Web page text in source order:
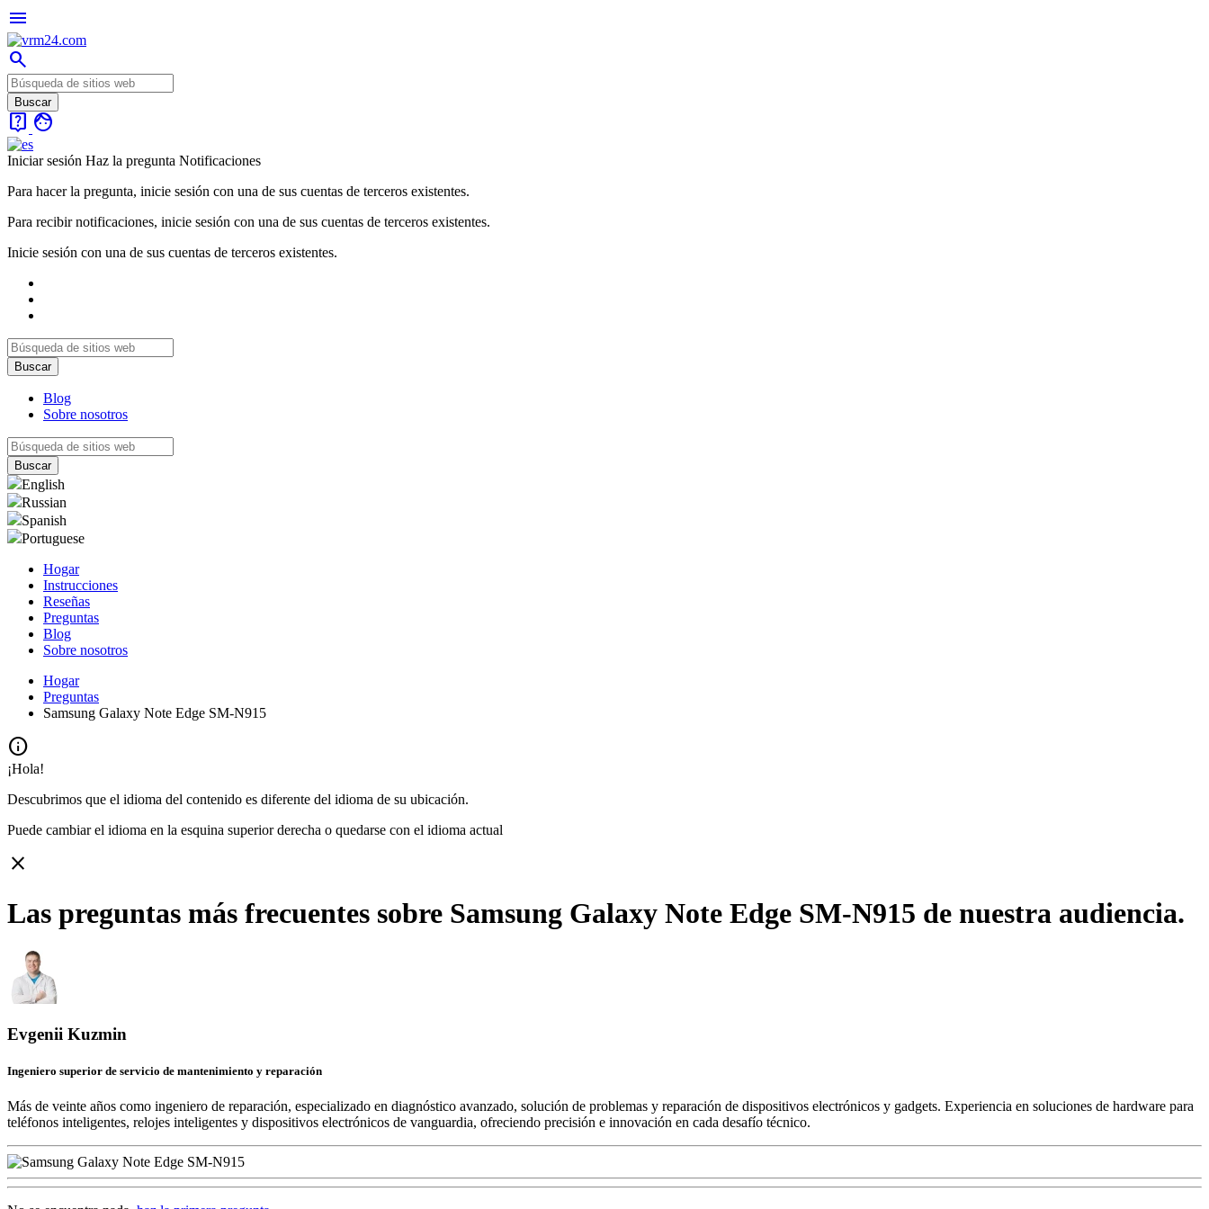
menu
search
live_help face
Iniciar sesión Haz la pregunta Notificaciones
Para hacer la pregunta, inicie sesión con una de sus cuentas de terceros existentes.
Para recibir notificaciones, inicie sesión con una de sus cuentas de terceros existentes.
Inicie sesión con una de sus cuentas de terceros existentes.
Blog
Sobre nosotros
English
Russian
Spanish
Portuguese
Hogar
Instrucciones
Reseñas
Preguntas
Blog
Sobre nosotros
Hogar
Preguntas
Samsung Galaxy Note Edge SM-N915
info
¡Hola!
Descubrimos que el idioma del contenido es diferente del idioma de su ubicación.
Puede cambiar el idioma en la esquina superior derecha o quedarse con el idioma actual
close
Las preguntas más frecuentes sobre Samsung Galaxy Note Edge SM-N915 de nuestra audiencia.
Evgenii Kuzmin
Ingeniero superior de servicio de mantenimiento y reparación
Más de veinte años como ingeniero de reparación, especializado en diagnóstico avanzado, solución de problemas y reparación de dispositivos electrónicos y gadgets. Experiencia en soluciones de hardware para
teléfonos inteligentes, relojes inteligentes y dispositivos electrónicos de vanguardia, ofreciendo precisión e innovación en cada desafío técnico.